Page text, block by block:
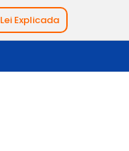
Lei Explicada